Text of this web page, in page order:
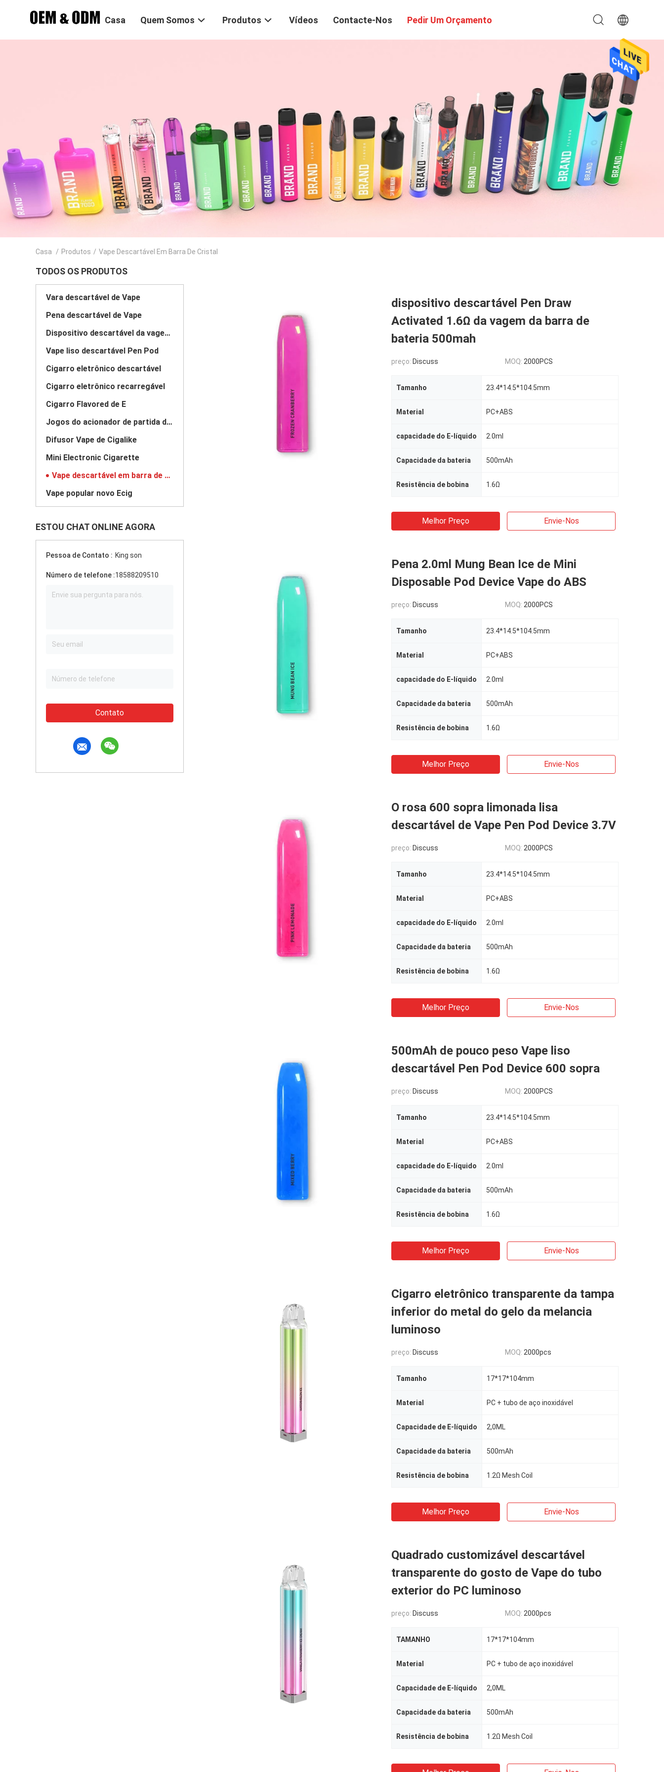
Casa Quem Somos Produtos Vídeos Contacte-Nos Pedir Um Orçamento
Casa / Produtos / Vape Descartável Em Barra De Cristal
TODOS OS PRODUTOS
Vara descartável de Vape
Pena descartável de Vape
Dispositivo descartável da vagem de Vape
Vape liso descartável Pen Pod
Cigarro eletrônico descartável
Cigarro eletrônico recarregável
Cigarro Flavored de E
Jogos do acionador de partida do sistema da vagem
Difusor Vape de Cigalike
Mini Electronic Cigarette
Vape descartável em barra de cristal
Vape popular novo Ecig
ESTOU CHAT ONLINE AGORA
Pessoa de Contato : King son
Número de telefone :18588209510
Contato
dispositivo descartável Pen Draw
Activated 1.6Ω da vagem da barra de
bateria 500mah
preço: Discuss MOQ: 2000PCS
Tamanho 23.4*14.5*104.5mm
Material PC+ABS
capacidade do E-líquido 2.0ml
Capacidade da bateria 500mAh
Resistência de bobina 1.6Ω
Melhor Preço Envie-Nos
Pena 2.0ml Mung Bean Ice de Mini
Disposable Pod Device Vape do ABS
preço: Discuss MOQ: 2000PCS
Tamanho 23.4*14.5*104.5mm
Material PC+ABS
capacidade do E-líquido 2.0ml
Capacidade da bateria 500mAh
Resistência de bobina 1.6Ω
Melhor Preço Envie-Nos
O rosa 600 sopra limonada lisa
descartável de Vape Pen Pod Device 3.7V
preço: Discuss MOQ: 2000PCS
Tamanho 23.4*14.5*104.5mm
Material PC+ABS
capacidade do E-líquido 2.0ml
Capacidade da bateria 500mAh
Resistência de bobina 1.6Ω
Melhor Preço Envie-Nos
500mAh de pouco peso Vape liso
descartável Pen Pod Device 600 sopra
preço: Discuss MOQ: 2000PCS
Tamanho 23.4*14.5*104.5mm
Material PC+ABS
capacidade do E-líquido 2.0ml
Capacidade da bateria 500mAh
Resistência de bobina 1.6Ω
Melhor Preço Envie-Nos
Cigarro eletrônico transparente da tampa
inferior do metal do gelo da melancia
luminoso
preço: Discuss MOQ: 2000pcs
Tamanho 17*17*104mm
Material PC + tubo de aço inoxidável
Capacidade de E-líquido 2,0ML
Capacidade da bateria 500mAh
Resistência de bobina 1.2Ω Mesh Coil
Melhor Preço Envie-Nos
Quadrado customizável descartável
transparente do gosto de Vape do tubo
exterior do PC luminoso
preço: Discuss MOQ: 2000pcs
TAMANHO 17*17*104mm
Material PC + tubo de aço inoxidável
Capacidade de E-líquido 2,0ML
Capacidade da bateria 500mAh
Resistência de bobina 1.2Ω Mesh Coil